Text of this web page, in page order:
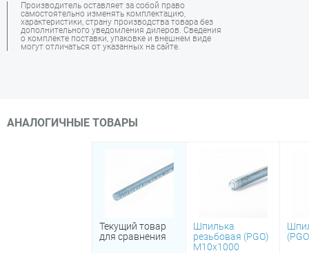
Производитель оставляет за собой право
самостоятельно изменять комплектацию,
характеристики, страну производства товара без
дополнительного уведомления дилеров. Сведения
о комплекте поставки, упаковке и внешнем виде
могут отличаться от указанных на сайте.
АНАЛОГИЧНЫЕ ТОВАРЫ
Текущий товар
для сравнения
Шпилька
резьбовая (PGO)
М10х1000